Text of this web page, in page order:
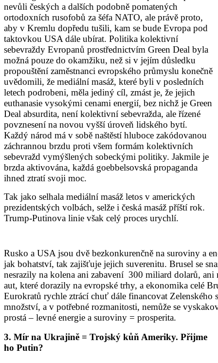
nevůli českých a dalších podobně pomatených
ortodoxních rusofobů za šéfa NATO, ale právě proto,
aby v Kremlu dopředu tušili, kam se bude Evropa pod
taktovkou USA dále ubírat. Politika kolektivní
sebevraždy Evropanů prostřednictvím Green Deal byla
možná pouze do okamžiku, než si v jejím důsledku
propouštění zaměstnanci evropského průmyslu konečně
uvědomili, že mediální masáž, které byli v posledních
letech podrobeni, měla jediný cíl, zmást je, že jejich
euthanasie vysokými cenami energií, bez nichž je Green
Deal absurdita, není kolektivní sebevražda, ale řízené
povznesení na novou vyšší úroveň lidského bytí.
Každý národ má v sobě naštěstí hluboce zakódovanou
záchrannou brzdu proti všem formám kolektivních
sebevražd vymýšlených sobeckými politiky. Jakmile je
brzda aktivována, každá goebbelsovská propaganda
ihned ztratí svoji moc.
Tak jako selhala mediální masáž letos v amerických
prezidentských volbách, selže i česká masáž příští rok.
Trump-Putinova linie však celý proces urychlí.
Rusko a USA jsou dvě bezkonkurenčně na suroviny a
jak bohatství, tak zajišťuje jejich suverenitu. Brusel se
nesrazily na kolena ani zabavení 300 miliard dolarů,
aut, které dorazily na evropské trhy, a ekonomika celé
Eurokratů rychle ztrácí chuť dále financovat Zelenského
množství, a v potřebné rozmanitosti, nemůže se
prostá – levné energie a suroviny = prosperita.
3. Mír na Ukrajině = Trojský kůň Ameriky. Přijme
ho Putin?